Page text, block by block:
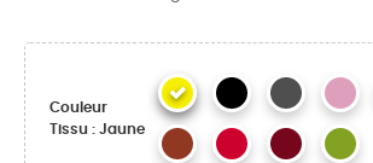
Couleur
Tissu : Jaune